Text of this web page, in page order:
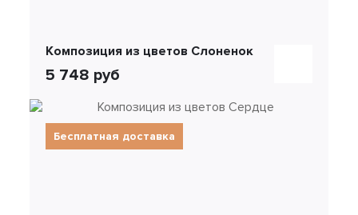
Композиция из цветов Слоненок
5 748 руб
Бесплатная доставка